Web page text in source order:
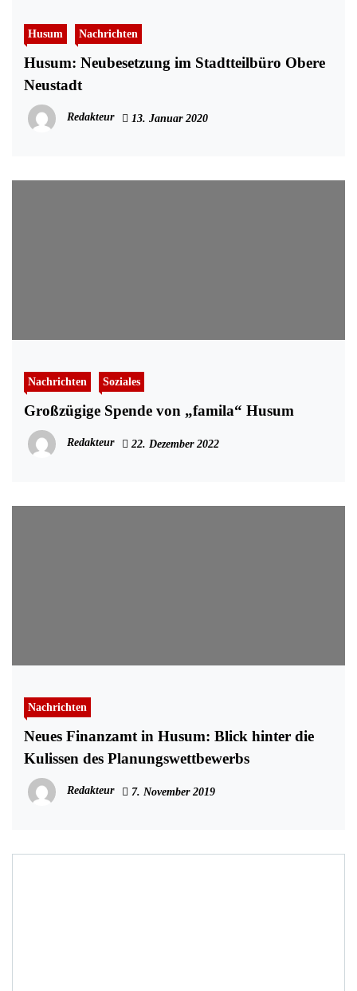
Husum Nachrichten
Husum: Neubesetzung im Stadtteilbüro Obere
Neustadt
Redakteur 13. Januar 2020
Nachrichten Soziales
Großzügige Spende von „famila“ Husum
Redakteur 22. Dezember 2022
Nachrichten
Neues Finanzamt in Husum: Blick hinter die
Kulissen des Planungswettbewerbs
Redakteur 7. November 2019